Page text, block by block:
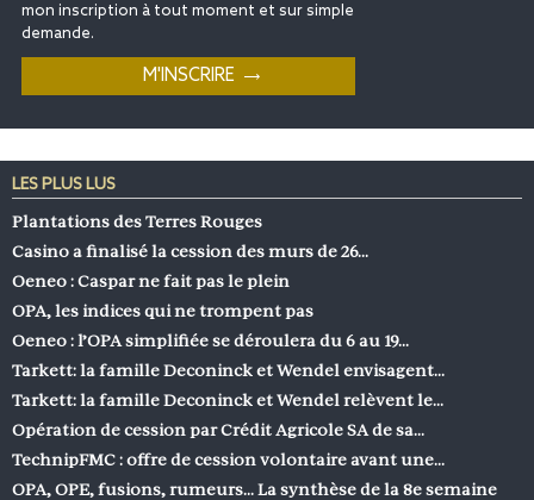
mon inscription à tout moment et sur simple
demande.
LES PLUS LUS
Plantations des Terres Rouges
Casino a finalisé la cession des murs de 26…
Oeneo : Caspar ne fait pas le plein
OPA, les indices qui ne trompent pas
Oeneo : l’OPA simplifiée se déroulera du 6 au 19…
Tarkett: la famille Deconinck et Wendel envisagent…
Tarkett: la famille Deconinck et Wendel relèvent le…
Opération de cession par Crédit Agricole SA de sa…
TechnipFMC : offre de cession volontaire avant une…
OPA, OPE, fusions, rumeurs… La synthèse de la 8e semaine